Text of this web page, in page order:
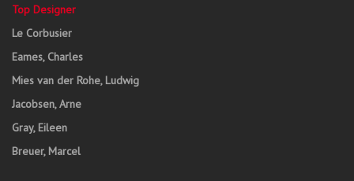
Top Designer
Le Corbusier
Eames, Charles
Mies van der Rohe, Ludwig
Jacobsen, Arne
Gray, Eileen
Breuer, Marcel